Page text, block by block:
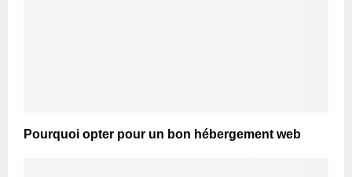
Pourquoi opter pour un bon hébergement web